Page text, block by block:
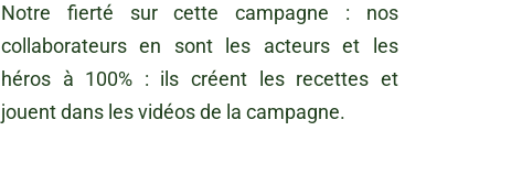
Notre fierté sur cette campagne : nos
collaborateurs en sont les acteurs et les
héros à 100% : ils créent les recettes et
jouent dans les vidéos de la campagne.